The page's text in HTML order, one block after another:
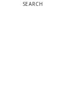
SEARCH